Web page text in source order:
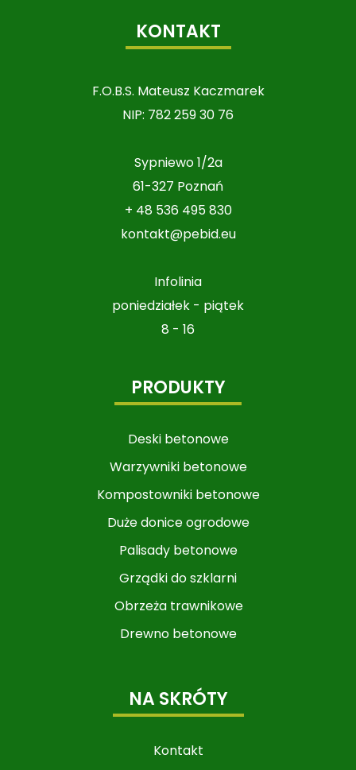
KONTAKT
F.O.B.S. Mateusz Kaczmarek
NIP: 782 259 30 76
Sypniewo 1/2a
61-327 Poznań
+ 48 536 495 830
kontakt@pebid.eu
Infolinia
poniedziałek - piątek
8 - 16
PRODUKTY
Deski betonowe
Warzywniki betonowe​​​​​​
Kompostowniki betonowe
Duże donice ogrodowe
Palisady betonowe
Grządki do szklarni
Obrzeża trawnikowe
Drewno betonowe
NA SKRÓTY
Kontakt